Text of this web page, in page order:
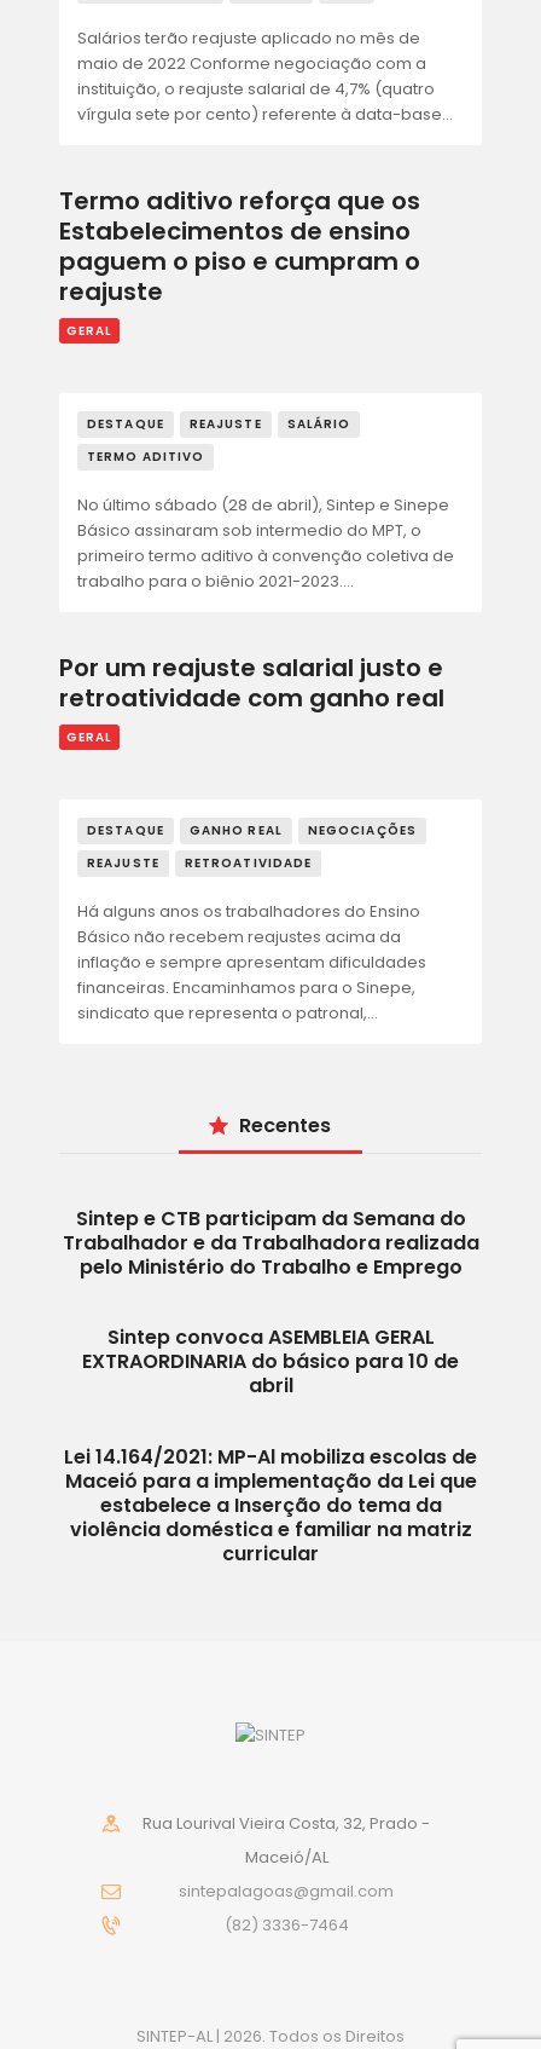
Salários terão reajuste aplicado no mês de
maio de 2022 Conforme negociação com a
instituição, o reajuste salarial de 4,7% (quatro
vírgula sete por cento) referente à data-base…
Termo aditivo reforça que os
Estabelecimentos de ensino
paguem o piso e cumpram o
reajuste
GERAL
DESTAQUE REAJUSTE
SALÁRIO
TERMO ADITIVO
No último sábado (28 de abril), Sintep e Sinepe
Básico assinaram sob intermedio do MPT, o
primeiro termo aditivo à convenção coletiva de
trabalho para o biênio 2021-2023.…
Por um reajuste salarial justo e
retroatividade com ganho real
GERAL
DESTAQUE GANHO REAL
NEGOCIAÇÕES
REAJUSTE
RETROATIVIDADE
Há alguns anos os trabalhadores do Ensino
Básico não recebem reajustes acima da
inflação e sempre apresentam dificuldades
financeiras. Encaminhamos para o Sinepe,
sindicato que representa o patronal,…
Recentes
Sintep e CTB participam da Semana do
Trabalhador e da Trabalhadora realizada
pelo Ministério do Trabalho e Emprego
Sintep convoca ASEMBLEIA GERAL
EXTRAORDINARIA do básico para 10 de
abril
Lei 14.164/2021: MP-Al mobiliza escolas de
Maceió para a implementação da Lei que
estabelece a Inserção do tema da
violência doméstica e familiar na matriz
curricular
Rua Lourival Vieira Costa, 32, Prado -
Maceió/AL
sintepalagoas@gmail.com
(82) 3336-7464
SINTEP-AL | 2026. Todos os Direitos